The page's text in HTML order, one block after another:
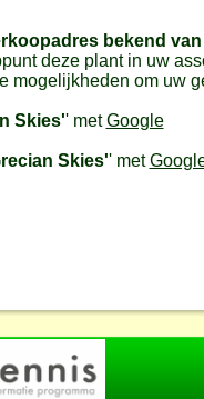
bekend
deze plant in uw
mogelijkheden om uw
Skies'' metGoogle
Skies'' met